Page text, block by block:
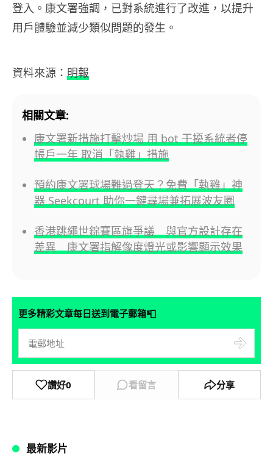
登入。康文署強調，已對系統進行了改進，以提升
用戶體驗並減少類似問題的發生。
資料來源： 明報
相關文章:
康文署新措施打擊炒場 用 bot 干擾系統者停
帳戶一年 取消「執雞」措施
預約康文署球場難過登天？免費「執雞」神
器 Seekcourt 助你一鍵尋場兼拓展波友圈
香港跳繩世錦賽區旗爭議 與官方設計存在
差異 康文署指解像度燈光或影響顯示效果
更多精彩文章每日送到電子郵箱📮
讚好0 看留言 分享
最新影片